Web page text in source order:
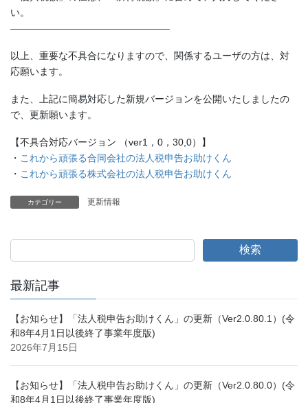
い。
————————————————–
以上、重要な不具合になりますので、関係するユーザの方は、対
応願います。
また、上記に簡易対応した新規バージョンを公開いたしましたの
で、更新願います。
【不具合対応バージョン （ver1，0，30,0）】
・ これから頑張る合同会社の法人税申告お助けくん
・ これから頑張る株式会社の法人税申告お助けくん
カテゴリー 更新情報
検索
最新記事
【お知らせ】「法人税申告お助けくん」の更新（Ver2.0.80.1）(令
和8年4月1日以後終了事業年度版)
2026年7月15日
【お知らせ】「法人税申告お助けくん」の更新（Ver2.0.80.0）(令
和8年4月1日以後終了事業年度版)